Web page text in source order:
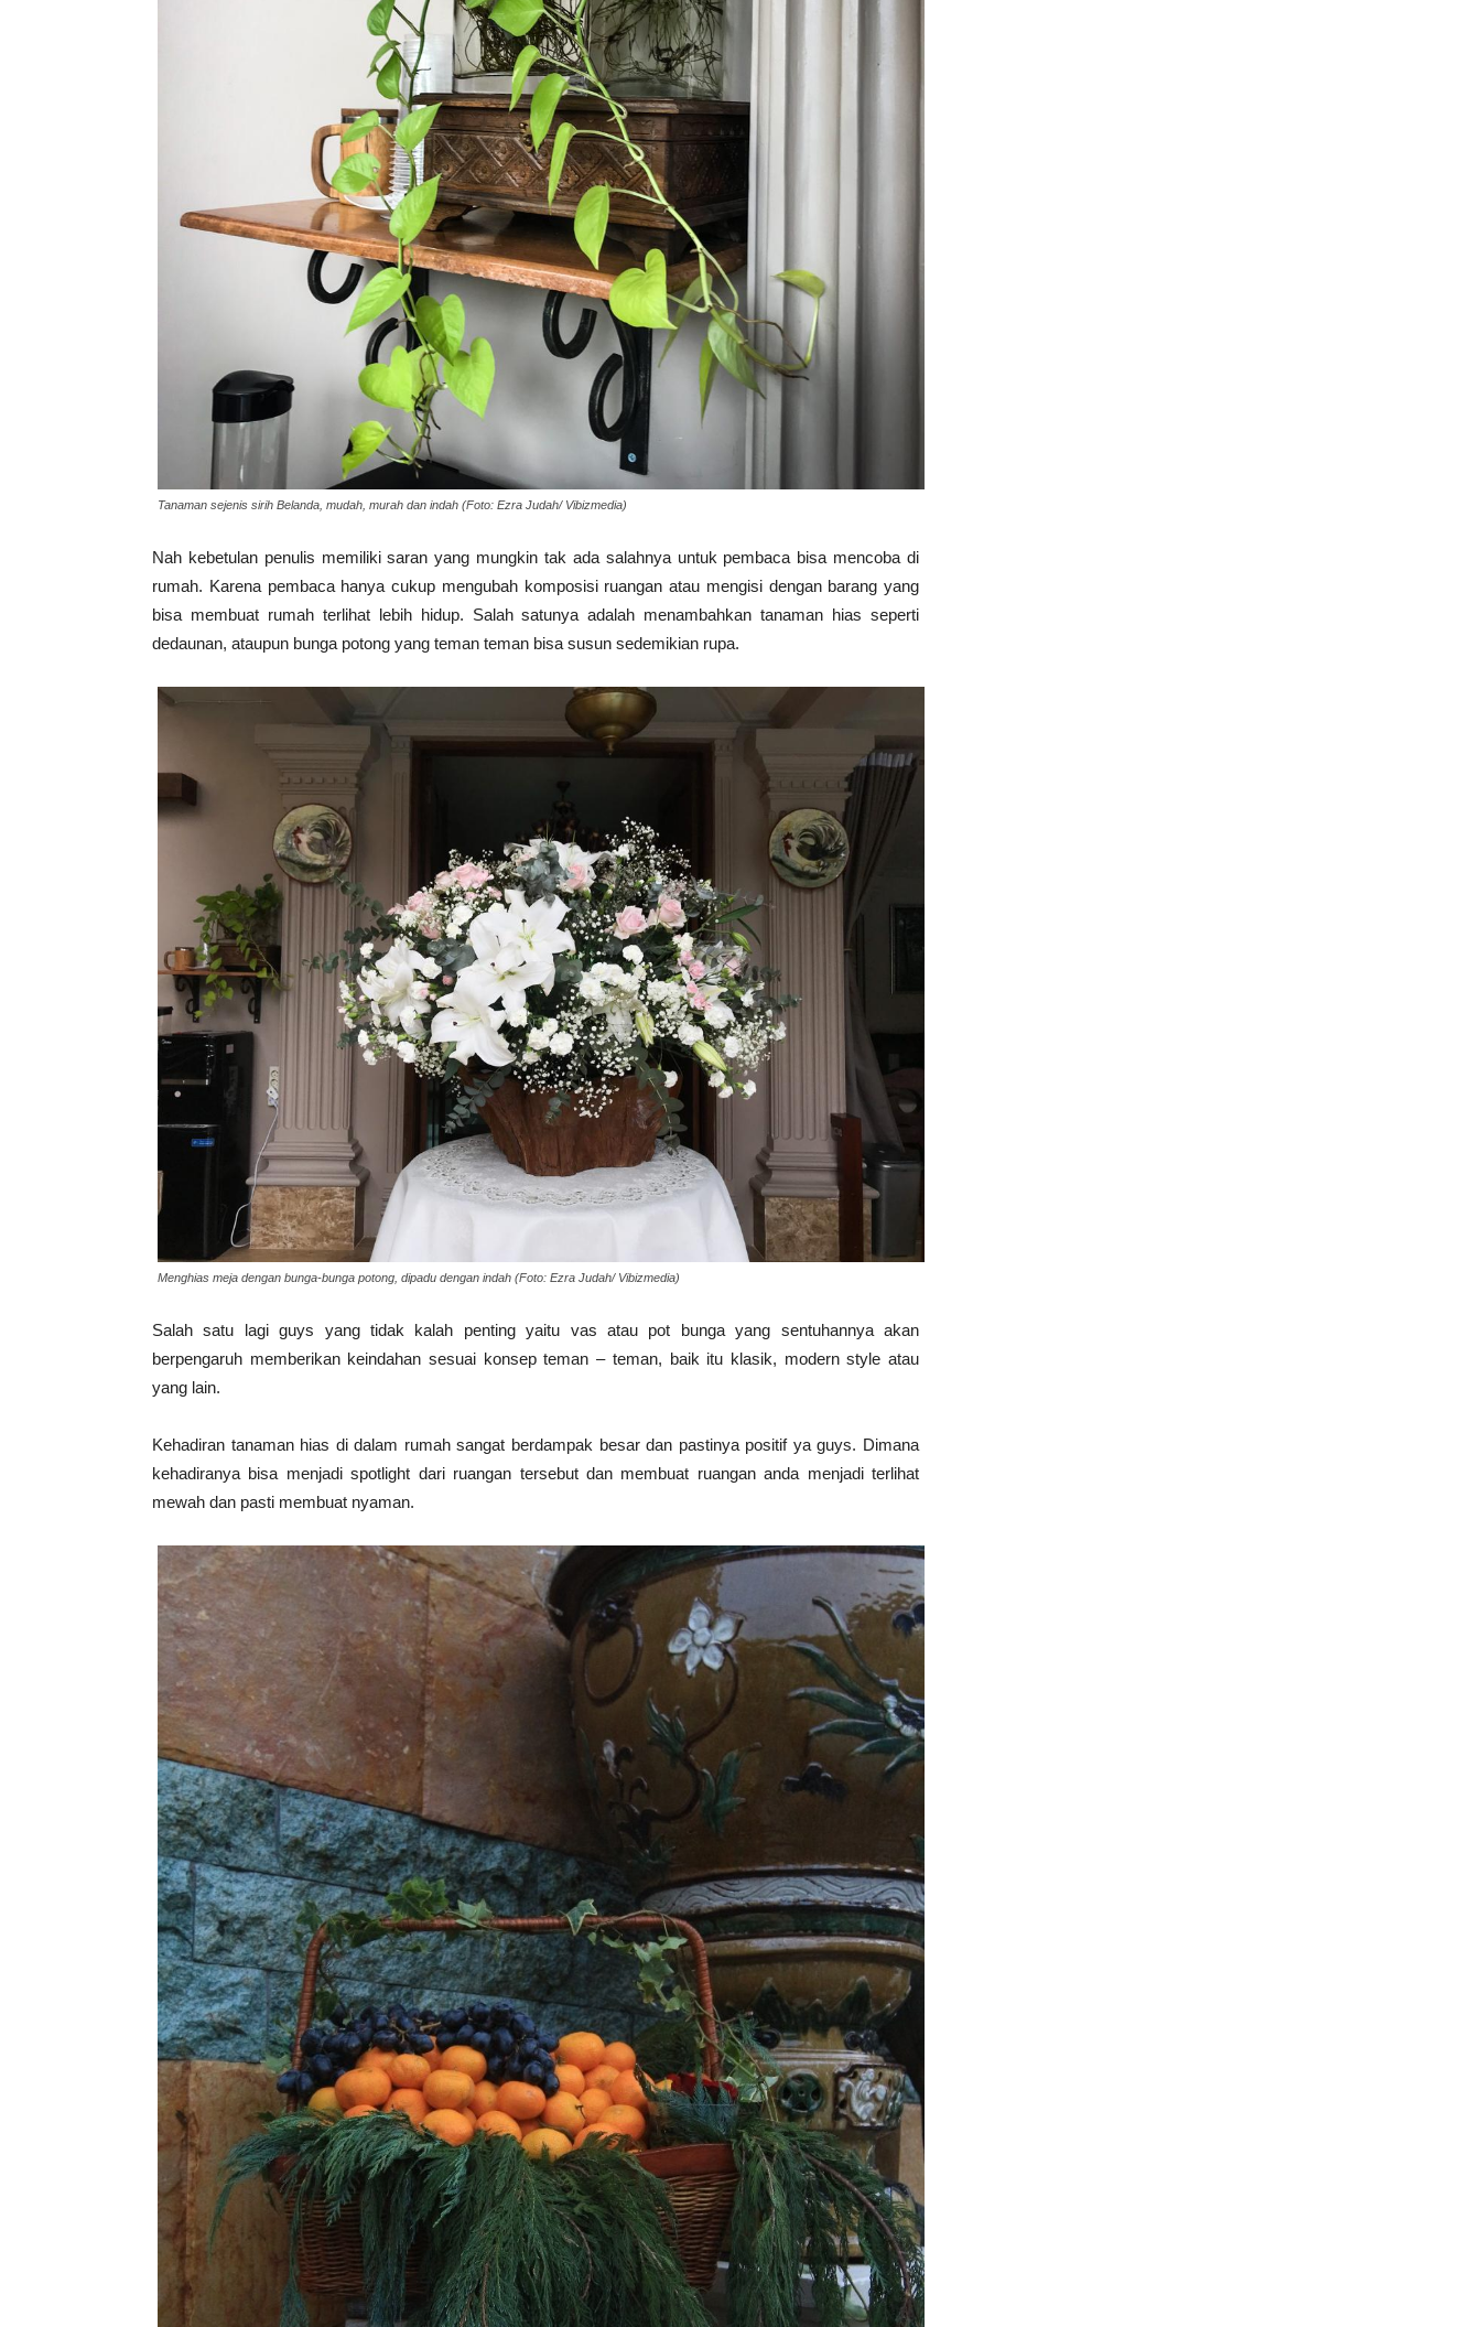
Tanaman sejenis sirih Belanda, mudah, murah dan indah (Foto: Ezra Judah/ Vibizmedia)
Nah kebetulan penulis memiliki saran yang mungkin tak ada salahnya untuk pembaca bisa mencoba di
rumah. Karena pembaca hanya cukup mengubah komposisi ruangan atau mengisi dengan barang yang
bisa membuat rumah terlihat lebih hidup. Salah satunya adalah menambahkan tanaman hias seperti
dedaunan, ataupun bunga potong yang teman teman bisa susun sedemikian rupa.
Menghias meja dengan bunga-bunga potong, dipadu dengan indah (Foto: Ezra Judah/ Vibizmedia)
Salah satu lagi guys yang tidak kalah penting yaitu vas atau pot bunga yang sentuhannya akan
berpengaruh memberikan keindahan sesuai konsep teman – teman, baik itu klasik, modern style atau
yang lain.
Kehadiran tanaman hias di dalam rumah sangat berdampak besar dan pastinya positif ya guys. Dimana
kehadiranya bisa menjadi spotlight dari ruangan tersebut dan membuat ruangan anda menjadi terlihat
mewah dan pasti membuat nyaman.